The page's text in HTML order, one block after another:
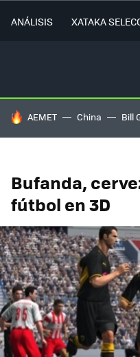
ANÁLISIS XATAKA
HOY SE HABLA DE
AEMET China Bill
Bufanda,
fútbol en 3D